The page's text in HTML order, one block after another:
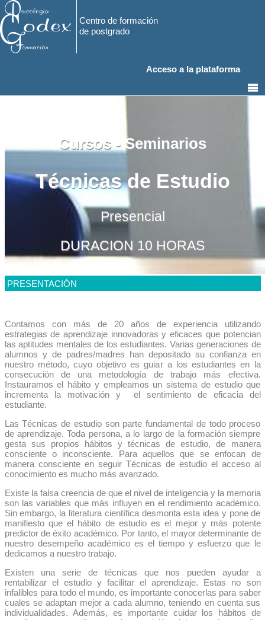
Centro de formación
de postgrado
Acceso a la plataforma
Cursos - Seminarios
Técnicas de Estudio
Presencial
DURACION 10 HORAS
PRESENTACIÓN
Contamos con más de 20 años de experiencia utilizando
estrategias de aprendizaje innovadoras y eficaces que potencian
las aptitudes mentales de los estudiantes. Varias generaciones de
alumnos y de padres/madres han depositado su confianza en
nuestro método, cuyo objetivo es guiar a los estudiantes en la
consecución de una metodología de trabajo más efectiva.
Instauramos el hábito y empleamos un sistema de estudio que
incrementa la motivación y el sentimiento de eficacia del
estudiante.
Las Técnicas de estudio son parte fundamental de todo proceso
de aprendizaje. Toda persona, a lo largo de la formación siempre
gesta sus propios hábitos y técnicas de estudio, de manera
consciente o inconsciente. Para aquellos que se enfocan de
manera consciente en seguir Técnicas de estudio el acceso al
conocimiento es mucho más avanzado.
Existe la falsa creencia de que el nivel de inteligencia y la memoria
son las variables que más influyen en el rendimiento académico.
Sin embargo, la literatura científica desmonta esta idea y pone de
manifiesto que el hábito de estudio es el mejor y más potente
predictor de éxito académico. Por tanto, el mayor determinante de
nuestro desempeño académico es el tiempo y esfuerzo que le
dedicamos a nuestro trabajo.
Existen una serie de técnicas que nos pueden ayudar a
rentabilizar el estudio y facilitar el aprendizaje. Estas no son
infalibles para todo el mundo, es importante conocerlas para saber
cuales se adaptan mejor a cada alumno, teniendo en cuenta sus
individualidades. Además, es importante cuidar los hábitos de